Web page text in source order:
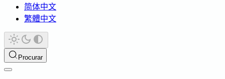
简体中文
繁體中文
Procurar